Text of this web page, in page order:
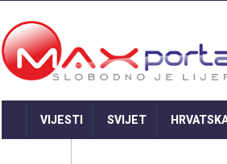
VIJESTI SVIJET